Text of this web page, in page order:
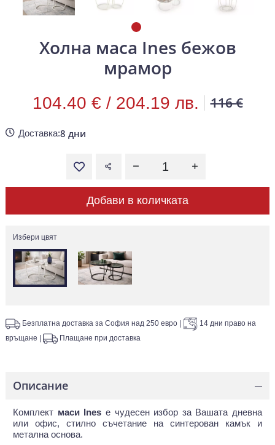
Холна маса Ines бежов
мрамор
104.40 € / 204.19 лв. 116 €
Доставка:8 дни
Добави в количката
Избери цвят
Безплатна доставка за София над 250 евро
14 дни право на
връщане
Плащане при доставка
Описание —
Комплект маси Ines е чудесен избор за Вашата дневна
или офис, стилно съчетание на синтерован камък и
метална основа.